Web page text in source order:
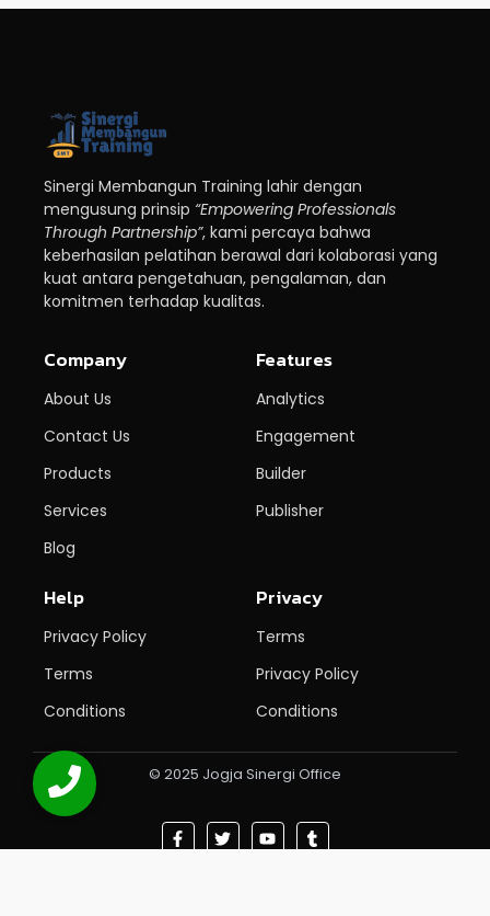
Sinergi Membangun Training lahir dengan
mengusung prinsip “Empowering Professionals
Through Partnership”, kami percaya bahwa
keberhasilan pelatihan berawal dari kolaborasi yang
kuat antara pengetahuan, pengalaman, dan
komitmen terhadap kualitas.
Company
About Us
Contact Us
Products
Services
Blog
Features
Analytics
Engagement
Builder
Publisher
Help
Privacy Policy
Terms
Conditions
Privacy
Terms
Privacy Policy
Conditions
© 2025 Jogja Sinergi Office